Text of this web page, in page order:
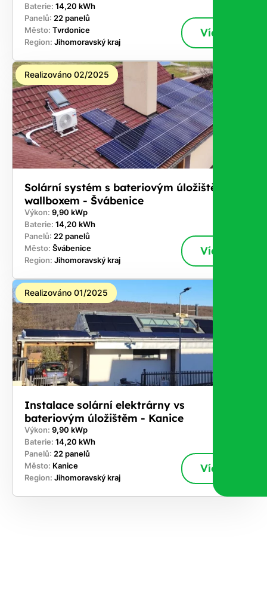
Baterie: 14,20 kWh
Panelů: 22 panelů
Město: Tvrdonice
Region: Jihomoravský kraj
Více
Realizováno 02/2025
Solární systém s bateriovým úložištěm a
wallboxem - Švábenice
Výkon: 9,90 kWp
Baterie: 14,20 kWh
Panelů: 22 panelů
Město: Švábenice
Region: Jihomoravský kraj
Více
Realizováno 01/2025
Instalace solární elektrárny vs
bateriovým úložištěm - Kanice
Výkon: 9,90 kWp
Baterie: 14,20 kWh
Panelů: 22 panelů
Město: Kanice
Region: Jihomoravský kraj
Více